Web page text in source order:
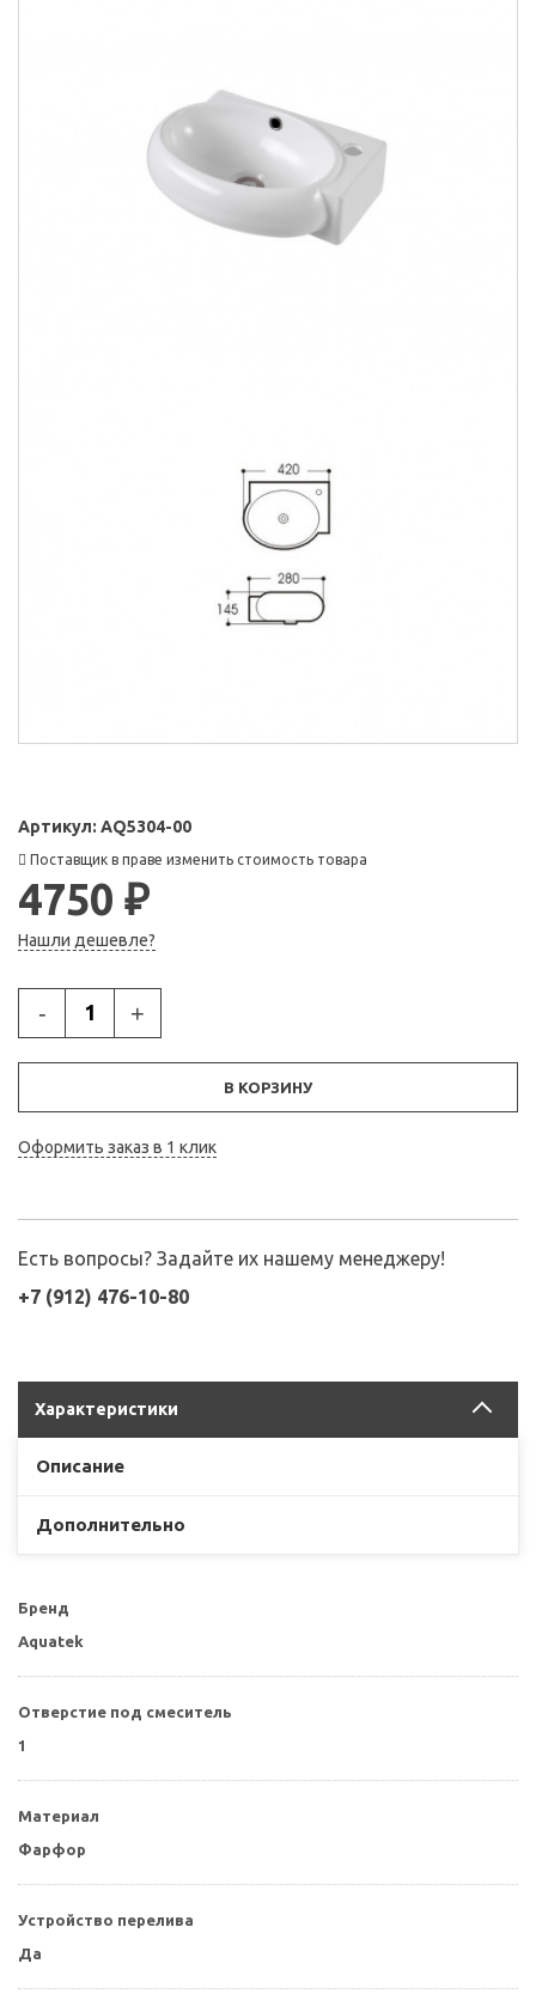
Артикул: AQ5304-00
Поставщик в праве изменить стоимость товара
4750 ₽
Нашли дешевле?
- +
В КОРЗИНУ
Оформить заказ в 1 клик
Есть вопросы? Задайте их нашему менеджеру!
+7 (912) 476-10-80
Характеристики
Описание
Дополнительно
Бренд
Aquatek
Отверстие под смеситель
1
Материал
Фарфор
Устройство перелива
Да